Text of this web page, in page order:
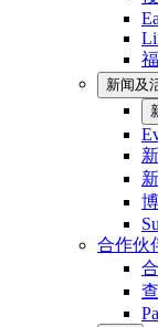
新闻及
合作伙